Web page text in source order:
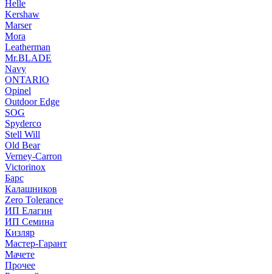
Helle
Kershaw
Marser
Mora
Leatherman
Mr.BLADE
Navy
ONTARIO
Opinel
Outdoor Edge
SOG
Spyderco
Stell Will
Old Bear
Verney-Carron
Victorinox
Барс
Калашников
Zero Tolerance
ИП Елагин
ИП Семина
Кизляр
Мастер-Гарант
Мачете
Прочее